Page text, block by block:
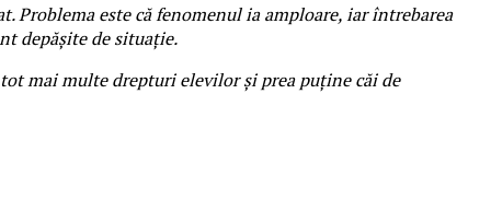
Problema este că fenomenul ia amploare, iar întrebarea
depăşite de situaţie.
mai multe drepturi elevilor şi prea puţine căi de